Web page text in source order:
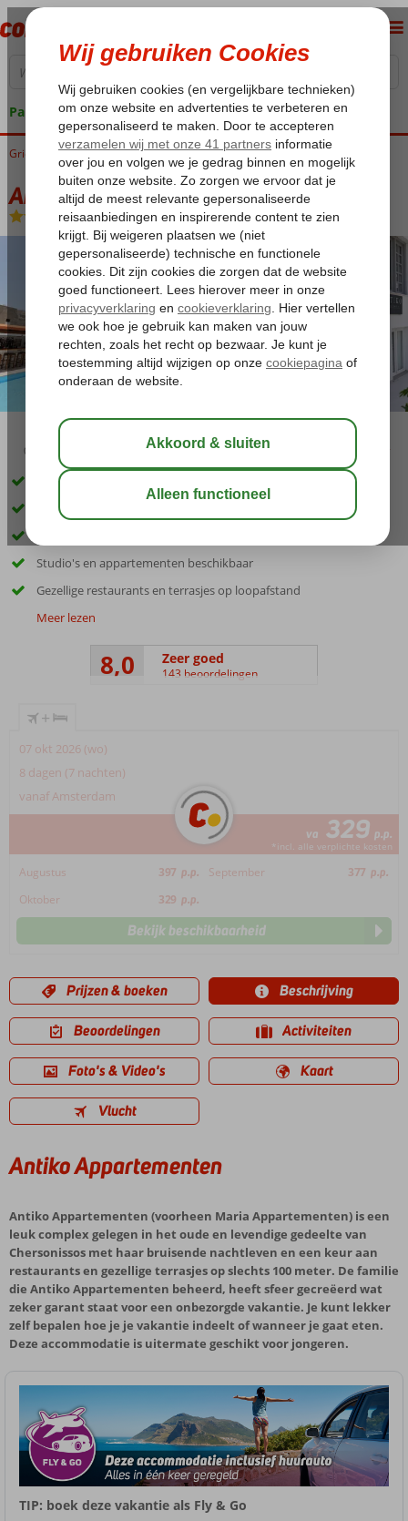
Pakketgarantie
Home
Griekenland Kreta Chersonissos Antiko Appartementen
Antiko Appartementen
Logies-Appartement
03:30
Zeer geliefd onder de jongeren
Dichtbij het strand en Chersonissos
Studio's en appartementen beschikbaar
Gezellige restaurants en terrasjes op loopafstand
Meer lezen
8,0 Zeer goed
143 beoordelingen
+
07 okt 2026 (wo)
8 dagen (7 nachten)
vanaf Amsterdam
va 329 p.p.
*incl. alle verplichte kosten
Augustus 397 p.p. September 377 p.p.
Oktober
329 p.p.
Bekijk beschikbaarheid
Prijzen & boeken Beschrijving
Beoordelingen Activiteiten
Foto's & Video's Kaart
Vlucht
Antiko Appartementen
Antiko Appartementen (voorheen Maria Appartementen) is een
leuk complex gelegen in het oude en levendige gedeelte van
Chersonissos met haar bruisende nachtleven en een keur aan
restaurants en gezellige terrasjes op slechts 100 meter. De familie
die Antiko Appartementen beheerd, heeft sfeer gecreëerd wat
zeker garant staat voor een onbezorgde vakantie. Je kunt lekker
zelf bepalen hoe je je vakantie indeelt of wanneer je gaat eten.
Deze accommodatie is uitermate geschikt voor jongeren.
TIP: boek deze vakantie als Fly & Go